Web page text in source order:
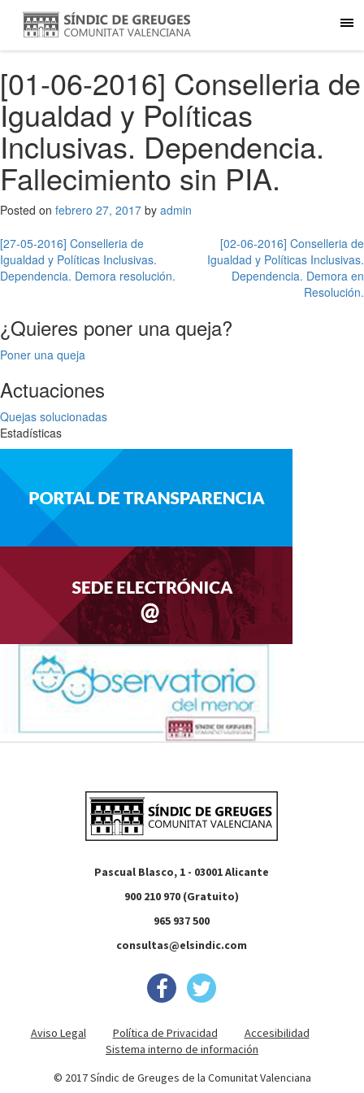
[01-06-2016] Conselleria de
Igualdad y Políticas
Inclusivas. Dependencia.
Fallecimiento sin PIA.
Posted on febrero 27, 2017 by admin
Navegación
de
[27-05-2016] Conselleria de
Igualdad y Políticas Inclusivas.
Dependencia. Demora resolución.
[02-06-2016] Conselleria de
Igualdad y Políticas Inclusivas.
Dependencia. Demora en
Resolución.
¿Quieres poner una queja?
Poner una queja
Actuaciones
Quejas solucionadas
Estadísticas
Pascual Blasco, 1 - 03001 Alicante
900 210 970 (Gratuito)
965 937 500
consultas@elsindic.com
Aviso Legal Política de Privacidad
Accesibilidad
Sistema interno de información
© 2017 Síndic de Greuges de la Comunitat Valenciana